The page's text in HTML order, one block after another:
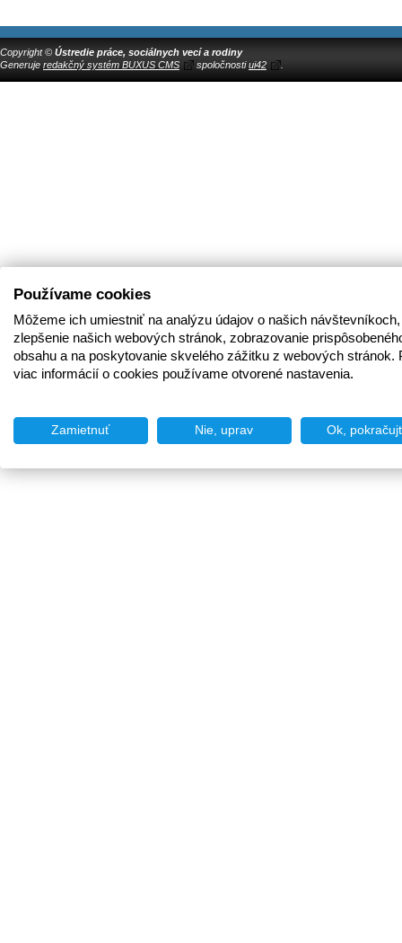
Copyright © Ústredie práce, sociálnych vecí a rodiny
Generuje redakčný systém BUXUS CMS spoločnostiui42
Používame cookies
Môžeme ich umiestniť na analýzu údajov o našich
zlepšenie našich webových stránok, zobrazovanie
obsahu a na poskytovanie skvelého zážitku z webových stránok.
viac informácií o cookies používame otvorené nastavenia.
Zamietnuť Nie, uprav Ok,